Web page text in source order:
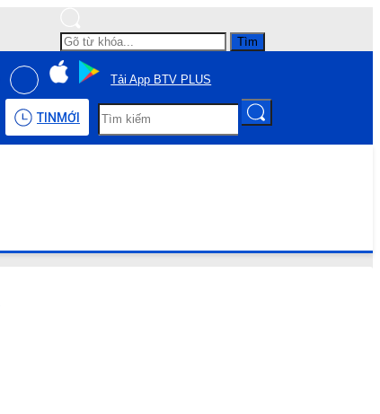
Tìm
Tải App BTV PLUS
TIN MỚI